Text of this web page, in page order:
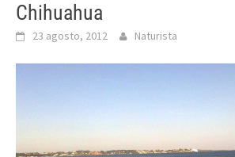
Chihuahua
23 agosto, 2012 Naturista